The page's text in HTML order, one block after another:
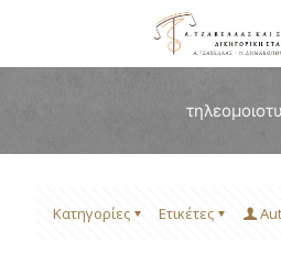
Κατηγορίες Ετικέτες